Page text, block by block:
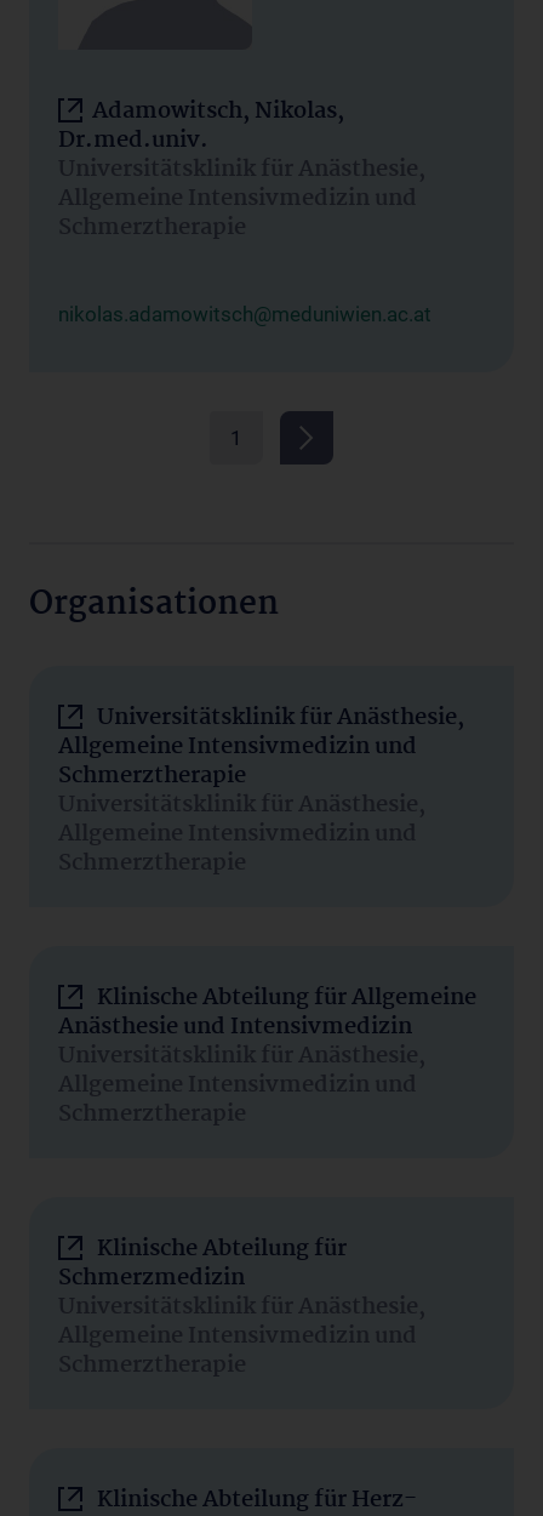
Adamowitsch, Nikolas,
Dr.med.univ.
Universitätsklinik für Anästhesie,
Allgemeine Intensivmedizin und
Schmerztherapie
nikolas.adamowitsch@meduniwien.ac.at
1
Organisationen
Universitätsklinik für Anästhesie,
Allgemeine Intensivmedizin und
Schmerztherapie
Universitätsklinik für Anästhesie,
Allgemeine Intensivmedizin und
Schmerztherapie
Klinische Abteilung für Allgemeine
Anästhesie und Intensivmedizin
Universitätsklinik für Anästhesie,
Allgemeine Intensivmedizin und
Schmerztherapie
Klinische Abteilung für
Schmerzmedizin
Universitätsklinik für Anästhesie,
Allgemeine Intensivmedizin und
Schmerztherapie
Klinische Abteilung für Herz-